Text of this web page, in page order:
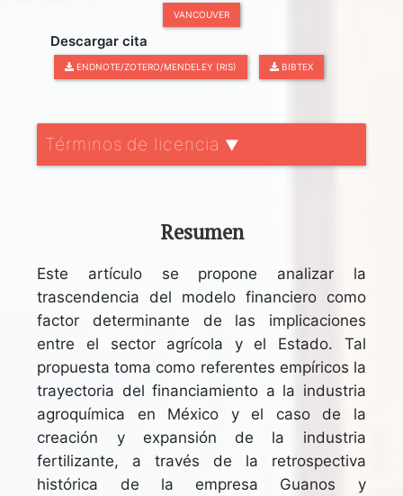
VANCOUVER
Descargar cita
ENDNOTE/ZOTERO/MENDELEY (RIS) BIBTEX
Términos de licencia ▼
Resumen
Este artículo se propone analizar la
trascendencia del modelo financiero como
factor determinante de las implicaciones
entre el sector agrícola y el Estado. Tal
propuesta toma como referentes empíricos la
trayectoria del financiamiento a la industria
agroquímica en México y el caso de la
creación y expansión de la industria
fertilizante, a través de la retrospectiva
histórica de la empresa Guanos y